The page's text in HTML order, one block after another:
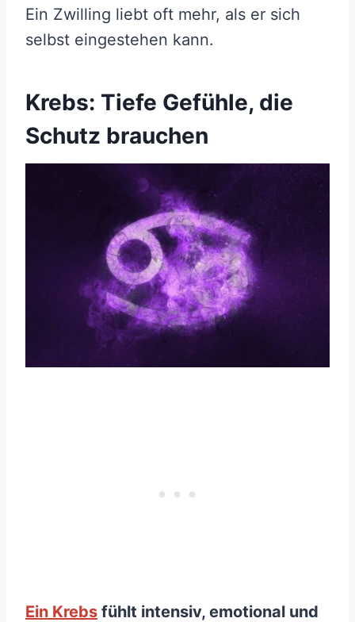
Ein Zwilling liebt oft mehr, als er sich
selbst eingestehen kann.
Krebs: Tiefe Gefühle, die
Schutz brauchen
Ein Krebs fühlt intensiv, emotional und